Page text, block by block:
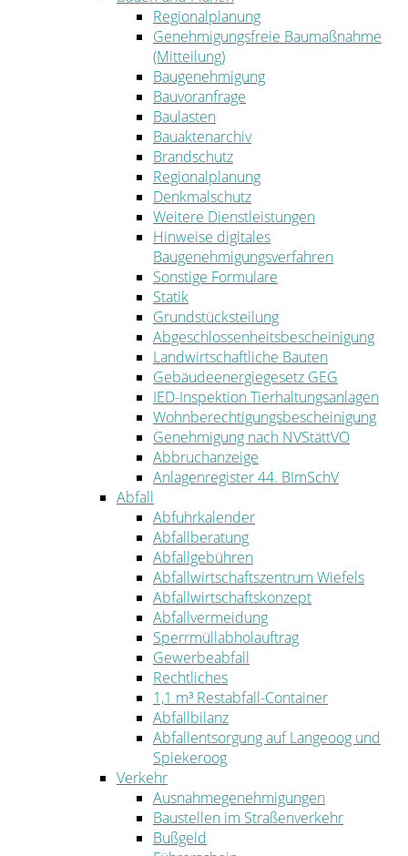
Regionalplanung
Genehmigungsfreie Baumaßnahme
(Mitteilung)
Baugenehmigung
Bauvoranfrage
Baulasten
Bauaktenarchiv
Brandschutz
Regionalplanung
Denkmalschutz
Weitere Dienstleistungen
Hinweise digitales
Baugenehmigungsverfahren
Sonstige Formulare
Statik
Grundstücksteilung
Abgeschlossenheitsbescheinigung
Landwirtschaftliche Bauten
Gebäudeenergiegesetz GEG
IED-Inspektion Tierhaltungsanlagen
Wohnberechtigungsbescheinigung
Genehmigung nach NVStättVO
Abbruchanzeige
Anlagenregister 44. BImSchV
Abfall
Abfuhrkalender
Abfallberatung
Abfallgebühren
Abfallwirtschaftszentrum Wiefels
Abfallwirtschaftskonzept
Abfallvermeidung
Sperrmüllabholauftrag
Gewerbeabfall
Rechtliches
1,1 m³ Restabfall-Container
Abfallbilanz
Abfallentsorgung auf Langeoog und
Spiekeroog
Verkehr
Ausnahmegenehmigungen
Baustellen im Straßenverkehr
Bußgeld